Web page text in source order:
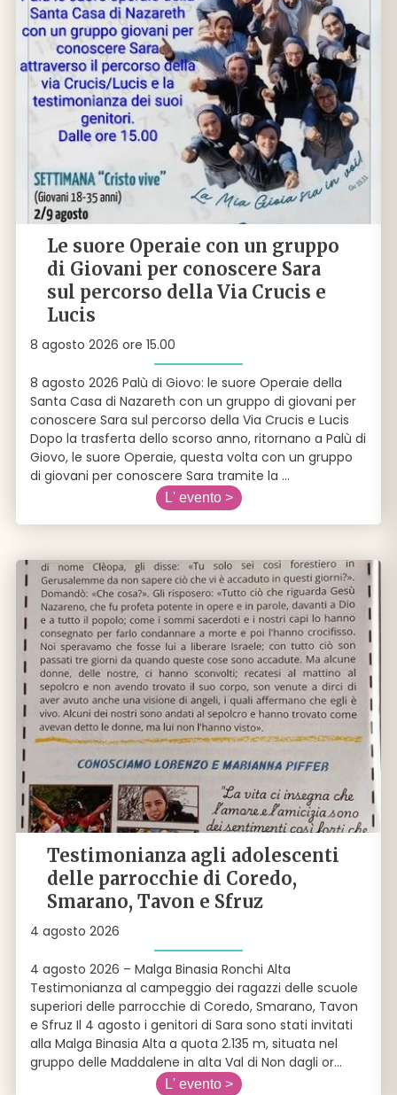
Le suore Operaie con un gruppo
di Giovani per conoscere Sara
sul percorso della Via Crucis e
Lucis
8 agosto 2026 ore 15.00
8 agosto 2026 Palù di Giovo: le suore Operaie della
Santa Casa di Nazareth con un gruppo di giovani per
conoscere Sara sul percorso della Via Crucis e Lucis
Dopo la trasferta dello scorso anno, ritornano a Palù di
Giovo, le suore Operaie, questa volta con un gruppo
di giovani per conoscere Sara tramite la ...
L' evento >
Testimonianza agli adolescenti
delle parrocchie di Coredo,
Smarano, Tavon e Sfruz
4 agosto 2026
4 agosto 2026 – Malga Binasia Ronchi Alta
Testimonianza al campeggio dei ragazzi delle scuole
superiori delle parrocchie di Coredo, Smarano, Tavon
e Sfruz Il 4 agosto i genitori di Sara sono stati invitati
alla Malga Binasia Alta a quota 2.135 m, situata nel
gruppo delle Maddalene in alta Val di Non dagli or...
L' evento >